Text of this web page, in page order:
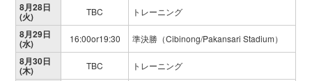
8月28日
(火) TBC トレーニング
8月29日
(水) 16:00or19:30 準決勝（Cibinong/Pakansari Stadium）
8月30日
(木) TBC トレーニング